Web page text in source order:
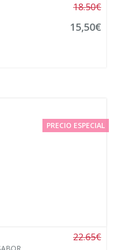
18.50€
15,50€
PRECIO ESPECIAL
22.65€